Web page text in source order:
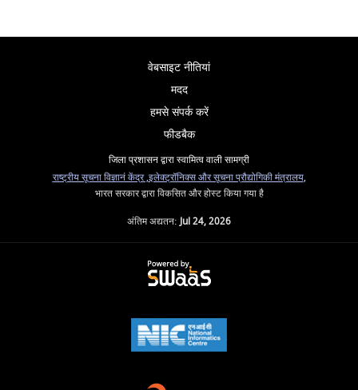
वेबसाइट नीतियां
मदद
हमसे संपर्क करें
फीडबैक
जिला प्रशासन द्वारा स्वामित्व वाली सामग्री
राष्ट्रीय सूचना विज्ञानं केंद्र ,इलेक्ट्रॉनिक्स और सूचना प्रौद्योगिकी मंत्रालय,
भारत सरकार द्वारा विकसित और होस्ट किया गया है
अंतिम अद्यतन:Jul 24, 2026